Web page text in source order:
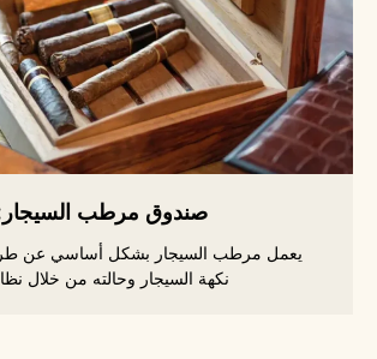
صندوق مرطب
يعمل مرطب السيجار بشكل أساسي عن
نكهة السيجار وحالته من خلال